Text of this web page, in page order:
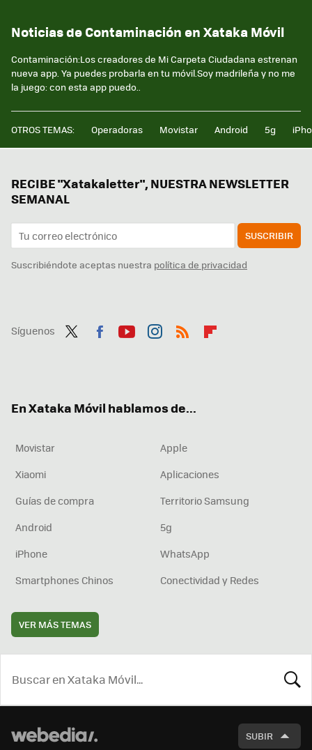
Noticias de Contaminación en Xataka Móvil
Contaminación:Los creadores de Mi Carpeta Ciudadana estrenan
nueva app. Ya puedes probarla en tu móvil.Soy madrileña y no me
la juego: con esta app puedo..
OTROS TEMAS: Operadoras Movistar Android 5g
RECIBE "Xatakaletter", NUESTRA NEWSLETTER
SEMANAL
SUSCRIBIR
Suscribiéndote aceptas nuestra política de privacidad
Síguenos
En Xataka Móvil hablamos de...
Movistar
Apple
Xiaomi
Aplicaciones
Guías de compra
Territorio Samsung
Android
5g
iPhone
WhatsApp
Smartphones Chinos
Conectividad y Redes
VER MÁS TEMAS
SUBIR